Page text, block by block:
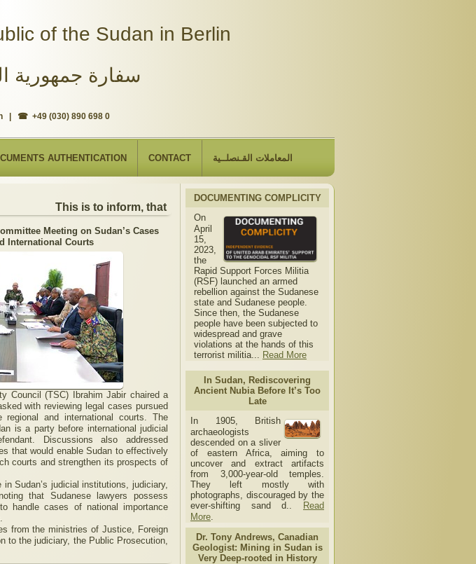
| ☎ +49 (030) 890 698 0
of the Sudan in Berlin
سفارة جمهورية
AUTHENTICATION CONTACT المعاملات القـنصلــية
This is to inform, that the Embassy will be closed due to the observance of "The
Meeting on Sudan’s Cases
International Courts
Council (TSC) Ibrahim Jabir chaired a
with reviewing legal cases pursued
and international courts. The
is a party before international judicial
Discussions also addressed
that would enable Sudan to effectively
courts and strengthen its prospects of
Sudan’s judicial institutions, judiciary,
that Sudanese lawyers possess
handle cases of national importance
from the ministries of Justice, Foreign
to the judiciary, the Public Prosecution,
DOCUMENTING COMPLICITY
On
April
15,
2023,
the
Rapid Support Forces Militia
(RSF) launched an armed
rebellion against the Sudanese
state and Sudanese people.
Since then, the Sudanese
people have been subjected to
widespread and grave
violations at the hands of this
terrorist militia... Read More
In Sudan, Rediscovering
Ancient Nubia Before It’s Too
Late
In 1905, British
archaeologists
descended on a sliver
of eastern Africa, aiming to
uncover and extract artifacts
from 3,000-year-old temples.
They left mostly with
photographs, discouraged by the
ever-shifting sand d..
Read
More.
Dr. Tony Andrews, Canadian
Geologist: Mining in Sudan is
Very Deep-rooted in History